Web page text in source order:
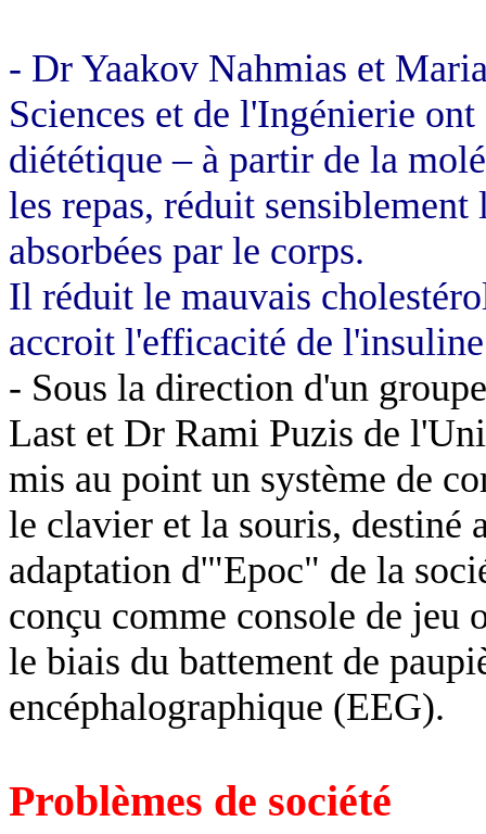
- Dr Yaakov Nahmias et
Sciences et de l'Ingénierie
diététique – à partir de la
les repas, réduit sensiblement
absorbées par le corps.
Il réduit le mauvais
accroit l'efficacité de
- Sous la direction d'un
Last et Dr Rami Puzis de
mis au point un système de
le clavier et la souris, destiné
adaptation d'"Epoc" de la
conçu comme console de jeu
le biais du battement de
encéphalographique (EEG).
Problèmes de société